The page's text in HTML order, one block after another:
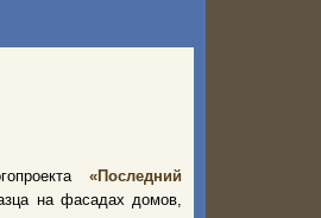
гопроекта
«Последний
на фасадах домов,